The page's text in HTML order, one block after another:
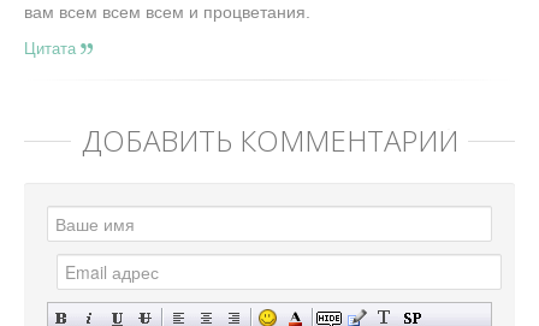
вам всем всем всем и процветания.
Цитата
ДОБАВИТЬ КОММЕНТАРИЙ